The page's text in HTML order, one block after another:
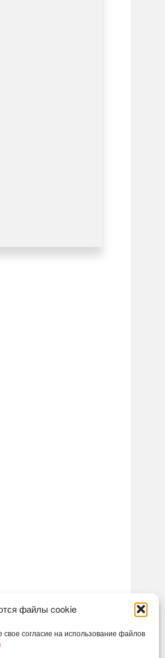
файлы cookie
согласие на использование файлов